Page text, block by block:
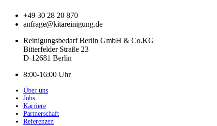
+49 30 28 20 870
anfrage@kitareinigung.de
Reinigungsbedarf Berlin GmbH & Co.KG
Bitterfelder Straße 23
D-12681 Berlin
8:00-16:00 Uhr
Über uns
Jobs
Karriere
Partnerschaft
Referenzen